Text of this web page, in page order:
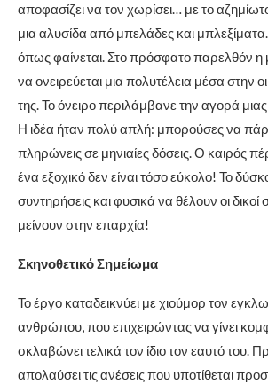
αποφασίζει να τον χωρίσει… με το
μια αλυσίδα από μπελάδες και μπλεξίματα.
όπως φαίνεται. Στο πρόσφατο παρελθόν η
να ονειρεύεται μια πολυτέλεια μέσα στην
της. Το όνειρο περιλάμβανε την αγορά μιας
Η ιδέα ήταν πολύ απλή: μπορούσες να
πληρώνεις σε μηνιαίες δόσεις. Ο καιρός
ένα εξοχικό δεν είναι τόσο εύκολο! Το
συντηρήσεις και φυσικά να θέλουν οι
μείνουν στην επαρχία!
Σκηνοθετικό Σημείωμα
Το έργο καταδεικνύει με χιούμορ τον
ανθρώπου, που επιχειρώντας να γίνει
σκλαβώνει τελικά τον ίδιο τον εαυτό του.
απολαύσει τις ανέσεις που υποτίθεται